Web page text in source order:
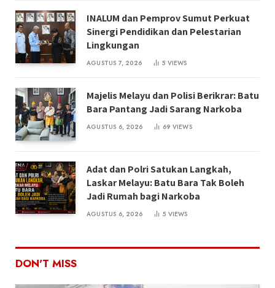
INALUM dan Pemprov Sumut Perkuat
Sinergi Pendidikan dan Pelestarian
Lingkungan
AGUSTUS 7, 2026 5 VIEWS
Majelis Melayu dan Polisi Berikrar: Batu
Bara Pantang Jadi Sarang Narkoba
AGUSTUS 6, 2026 69 VIEWS
Adat dan Polri Satukan Langkah,
Laskar Melayu: Batu Bara Tak Boleh
Jadi Rumah bagi Narkoba
AGUSTUS 6, 2026 5 VIEWS
DON'T MISS